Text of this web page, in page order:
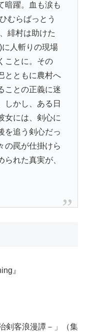
暗躍。血も涙も
むらばっとう
緋村は助けた
人斬りの現場
ことに。その
とともに農村へ
ことの正義に迷
しかし、ある日
女には、剣心に
を追う剣心だっ
の罠が仕掛けら
れた真実が、
』
剣客浪漫譚－」（集